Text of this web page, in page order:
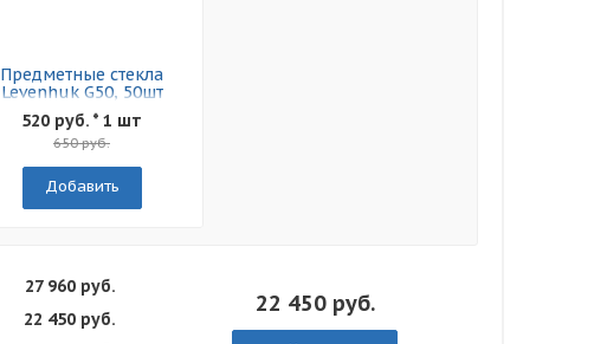
Предметные стекла
Levenhuk G50, 50шт
520 руб. * 1 шт
650 руб.
Добавить
27 960 руб.
22 450 руб.
22 450 руб.